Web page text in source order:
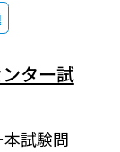
ター試
試験問